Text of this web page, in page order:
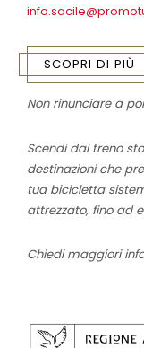
SCOPRI DI PIÙ
Non rinunciare a
Scendi dal treno
destinazioni che
tua bicicletta
attrezzato, fino ad
Chiedi maggiori